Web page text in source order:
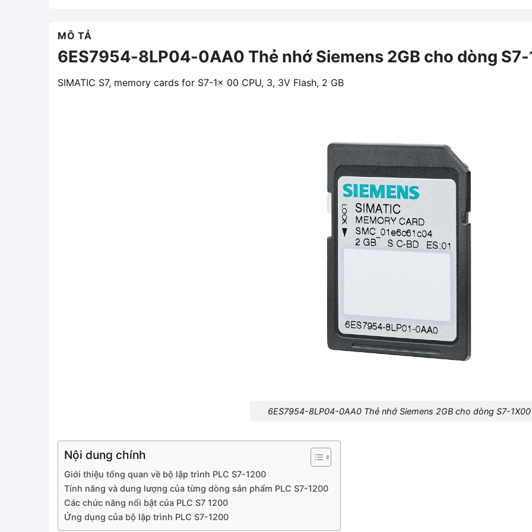
MÔ TẢ
6ES7954-8LP04-0AA0 Thẻ nhớ Siemens 2GB cho dòng
SIMATIC S7, memory cards for S7-1x 00 CPU, 3, 3V Flash, 2 GB
6ES7954-8LP04-0AA0 Thẻ nhớ Siemens 2GB cho dòng S7-1X00
Nội dung chính
Giới thiệu tổng quan về bộ lập trình PLC S7-1200
Tính năng và dung lượng của từng dòng sản phẩm PLC S7-1200
Các chức năng nổi bật của PLC S7 1200
Ứng dụng của bộ lập trình PLC S7-1200